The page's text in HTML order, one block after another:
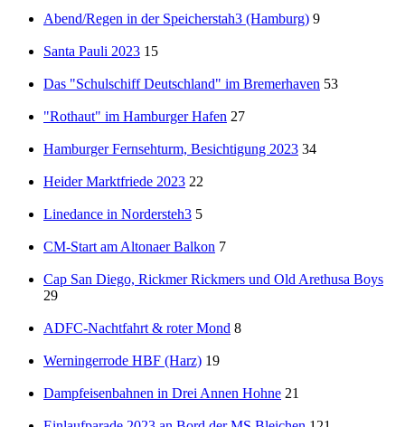
Abend/Regen in der Speicherstah3 (Hamburg) 9
Santa Pauli 2023 15
Das "Schulschiff Deutschland" im Bremerhaven 53
"Rothaut" im Hamburger Hafen 27
Hamburger Fernsehturm, Besichtigung 2023 34
Heider Marktfriede 2023 22
Linedance in Nordersteh3 5
CM-Start am Altonaer Balkon 7
Cap San Diego, Rickmer Rickmers und Old Arethusa Boys
29
ADFC-Nachtfahrt & roter Mond 8
Werningerrode HBF (Harz) 19
Dampfeisenbahnen in Drei Annen Hohne 21